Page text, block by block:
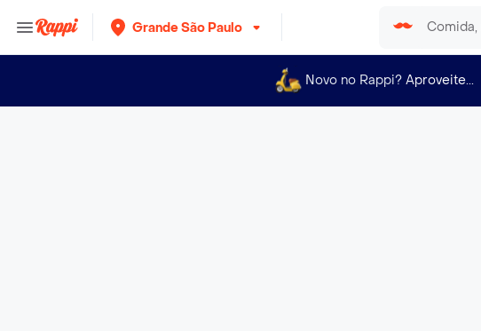
Grande São Paulo
Novo no Rappi? Aproveite...